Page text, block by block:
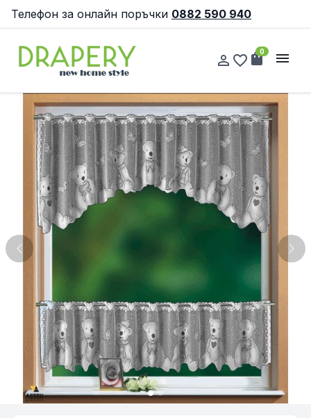
Телефон за онлайн поръчки 0882 590 940
person_outline favorite_border shopping_bag
0 menu
Previous